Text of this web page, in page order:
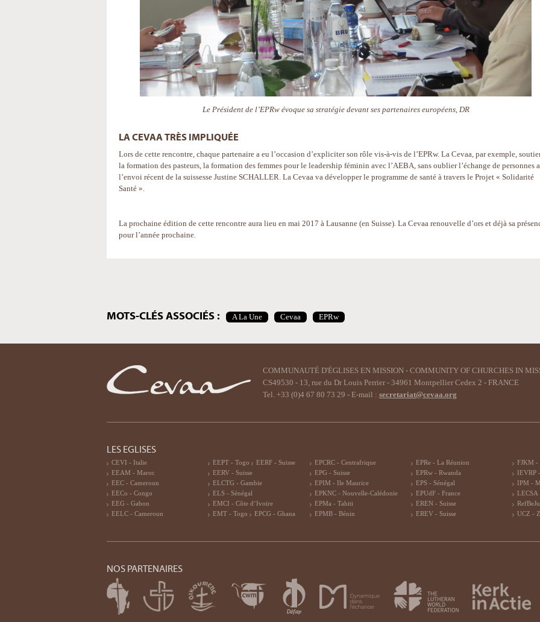
Le Président de l’EPRw évoque sa stratégie devant ses partenaires européens, DR
LA CEVAA TRÈS IMPLIQUÉE
Lors de cette rencontre, chaque partenaire a eu l’occasion d’expliciter son rôle vis-à-vis de l’EPRw. La Cevaa, par exemple,
la formation des pasteurs, la formation des femmes pour le leadership féminin avec l’AEBA, sans oublier l’échange de personnes
l’envoi récent de la suissesse Justine SCHALLER. La Cevaa va développer le programme de santé à travers le Projet « Solidarité
Santé ».
La prochaine édition de cette rencontre aura lieu en mai 2017 à Lausanne (en Suisse). La Cevaa renouvelle d’ors et déjà sa
pour l’année prochaine.
MOTS-CLÉS ASSOCIÉS : A La Une Cevaa EPRw
COMMUNAUTÉ D'ÉGLISES EN MISSION - COMMUNITY OF CHURCHES IN
CS49530 - 13, rue du Dr Louis Perrier - 34961 Montpellier Cedex 2 - FRANCE
Tel. +33 (0)4 67 80 73 29 - E-mail : secretariat@cevaa.org
LES EGLISES
CEVI - Italie
EEAM - Maroc
EEC - Cameroun
EECo - Congo
EEG - Gabon
EELC - Cameroun
EEPT - Togo
EERF - Suisse
EERV - Suisse
ELCTG - Gambie
ELS - Sénégal
EMCI - Côte d’Ivoire
EMT - Togo
EPCG - Ghana
EPCRC - Centrafrique
EPG - Suisse
EPIM - Ile Maurice
EPKNC - Nouvelle-Calédonie
EPMa - Tahiti
EPMB - Bénin
EPRe - La Réunion
EPRw - Rwanda
EPS - Sénégal
EPUdF - France
EREN - Suisse
EREV - Suisse
FJKM -
IEVRP
IPM -
LECSA
UCZ -
NOS PARTENAIRES